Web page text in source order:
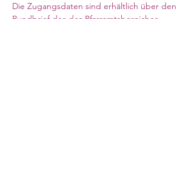
Die Zugangsdaten sind erhältlich über den
Rundbrief des des Pfarramtsbereiches